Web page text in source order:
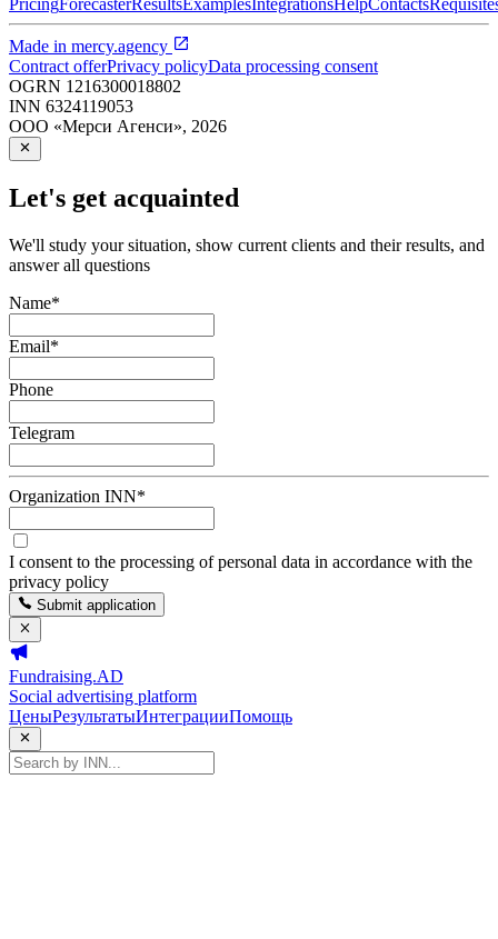
PricingForecasterResultsExamples IntegrationsHelpContacts
Made in mercy.agency
Contract offerPrivacy policyData processing consent
OGRN 1216300018802
INN 6324119053
ООО «Мерси Агенси», 2026
Let's get acquainted
We'll study your situation, show current clients and their results, and
answer all questions
Name*
Email*
Phone
Telegram
Organization INN*
I consent to the processing of personal data in accordance with the
privacy policy
Submit application
Fundraising.AD
Social advertising platform
ЦеныРезультатыИнтеграцииПомощь